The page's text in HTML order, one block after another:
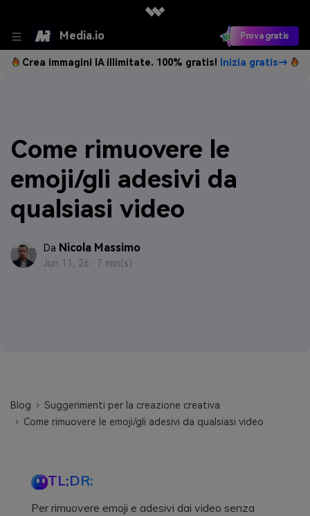
Media.io Prova gratis
Crea immagini IA illimitate. 100% gratis! Inizia gratis→
Come rimuovere le
emoji/gli adesivi da
qualsiasi video
Da Nicola Massimo
Jun 11, 26 · 7 min(s)
Blog
Suggerimenti per la creazione creativa
Come rimuovere le emoji/gli adesivi da qualsiasi video
TL;DR:
Per rimuovere emoji e adesivi dai video senza